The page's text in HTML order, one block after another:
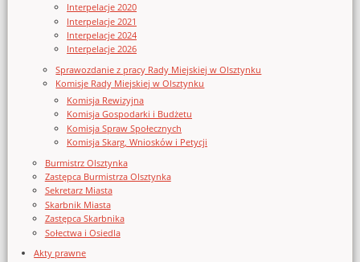
Interpelacje 2020
Interpelacje 2021
Interpelacje 2024
Interpelacje 2026
Sprawozdanie z pracy Rady Miejskiej w Olsztynku
Komisje Rady Miejskiej w Olsztynku
Komisja Rewizyjna
Komisja Gospodarki i Budżetu
Komisja Spraw Społecznych
Komisja Skarg, Wniosków i Petycji
Burmistrz Olsztynka
Zastępca Burmistrza Olsztynka
Sekretarz Miasta
Skarbnik Miasta
Zastępca Skarbnika
Sołectwa i Osiedla
Akty prawne